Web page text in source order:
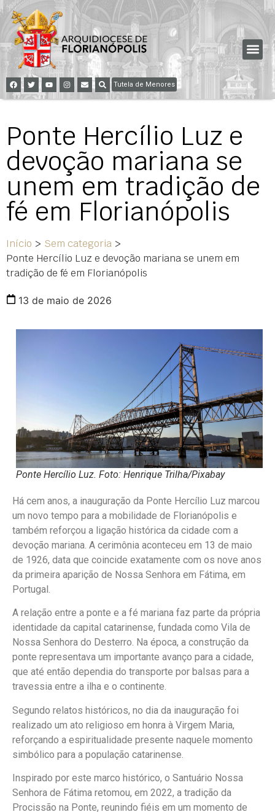
Tutela de Menores
Ponte Hercílio Luz e
devoção mariana se
unem em tradição de
fé em Florianópolis
Início > Sem categoria >
Ponte Hercílio Luz e devoção mariana se unem em
tradição de fé em Florianópolis
13 de maio de 2026
Ponte Hercílio Luz. Foto: Henrique Trilha/Pixabay
Há cem anos, a inauguração da Ponte Hercílio Luz marcou
um novo tempo para a mobilidade de Florianópolis e
também reforçou a ligação histórica da cidade com a
devoção mariana. A cerimônia aconteceu em 13 de maio
de 1926, data que coincide exatamente com os nove anos
da primeira aparição de Nossa Senhora em Fátima, em
Portugal.
A relação entre a ponte e a fé mariana faz parte da própria
identidade da capital catarinense, fundada como Vila de
Nossa Senhora do Desterro. Na época, a construção da
ponte representava um importante avanço para a cidade,
que até então dependia do transporte por balsas para a
travessia entre a ilha e o continente.
Segundo relatos históricos, no dia da inauguração foi
realizado um ato religioso em honra à Virgem Maria,
reforçando a espiritualidade presente naquele momento
simbólico para a população catarinense.
Inspirado por este marco histórico, o Santuário Nossa
Senhora de Fátima retomou, em 2022, a tradição da
Procissão na Ponte, reunindo fiéis em um momento de